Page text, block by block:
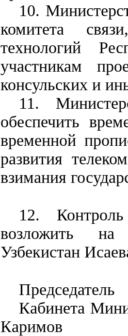
10.
комитета
технологий
участникам
консульских и
11.
обеспечить
временной
развития
взимания
12.
возложить на
Узбекистан
Председатель
Каримов